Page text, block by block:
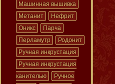
Машинная вышивка
Метанит
Нефрит
Оникс
Парча
Перламутр
Родонит
Ручная инкрустация
Ручная инкрустация
канителью
Ручное